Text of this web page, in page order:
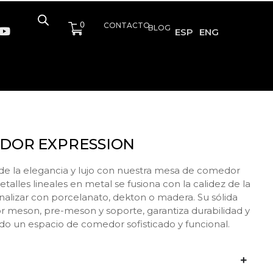
0 CONTACTOBLOG ESP ENG
EXPRESSION
la elegancia y lujo con nuestra mesa de comedor
lineales en metal se fusiona con la calidez de la
con porcelanato, dekton o madera. Su sólida
meson, pre-meson y soporte, garantiza durabilidad y
un espacio de comedor sofisticado y funcional.